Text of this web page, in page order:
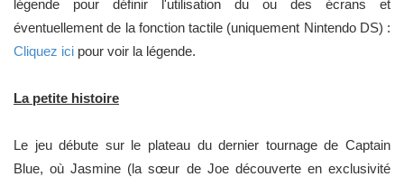
légende pour définir l'utilisation du ou des écrans et
éventuellement de la fonction tactile (uniquement Nintendo DS) :
Cliquez ici pour voir la légende.
La petite histoire
Le jeu débute sur le plateau du dernier tournage de Captain
Blue, où Jasmine (la sœur de Joe découverte en exclusivité